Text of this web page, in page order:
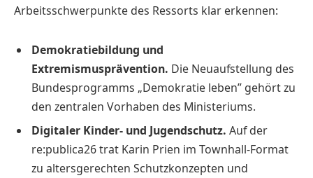
Arbeitsschwerpunkte des Ressorts klar erkennen:
Demokratiebildung und
Extremismusprävention. Die Neuaufstellung des
Bundesprogramms „Demokratie leben” gehört zu
den zentralen Vorhaben des Ministeriums.
Digitaler Kinder- und Jugendschutz. Auf der
re:publica26 trat Karin Prien im Townhall-Format
zu altersgerechten Schutzkonzepten und